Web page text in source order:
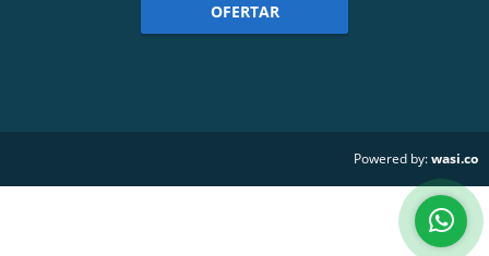
OFERTAR
Powered by:wasi.co